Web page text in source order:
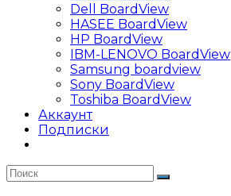
Dell BoardView
HASEE BoardView
HP BoardView
IBM-LENOVO BoardView
Samsung boardview
Sony BoardView
Toshiba BoardView
Аккаунт
Подписки